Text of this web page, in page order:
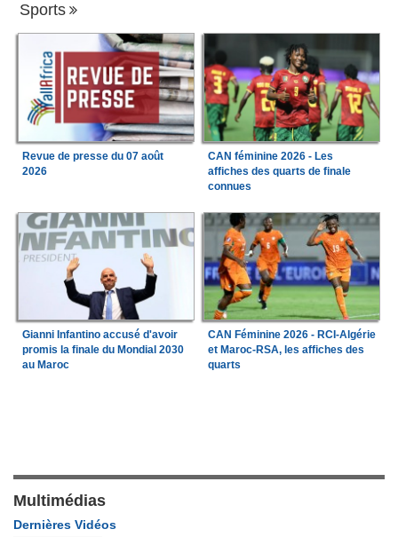
Sports
Revue de presse du 07 août
2026
CAN féminine 2026 - Les
affiches des quarts de finale
connues
Gianni Infantino accusé d'avoir
promis la finale du Mondial 2030
au Maroc
CAN Féminine 2026 - RCI-Algérie
et Maroc-RSA, les affiches des
quarts
Multimédias
Dernières Vidéos